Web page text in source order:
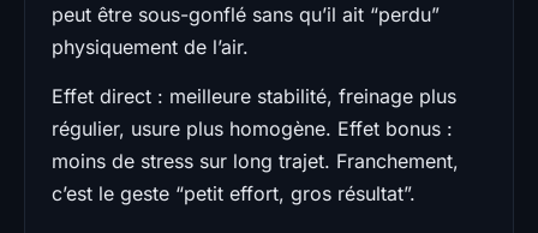
peut être sous-gonflé sans qu’il ait “perdu”
physiquement de l’air.
Effet direct : meilleure stabilité, freinage plus
régulier, usure plus homogène. Effet bonus :
moins de stress sur long trajet. Franchement,
c’est le geste “petit effort, gros résultat”.